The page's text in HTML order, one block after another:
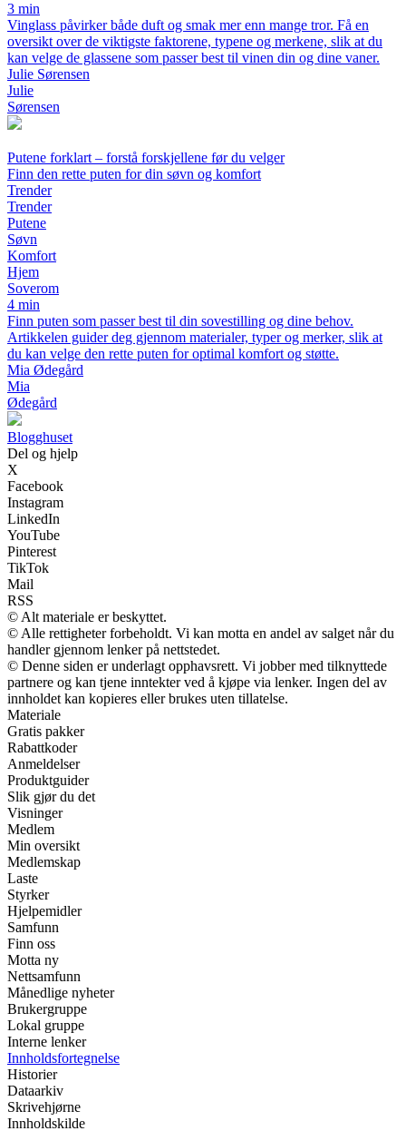
3 min
Vinglass påvirker både duft og smak mer enn mange tror. Få en
oversikt over de viktigste faktorene, typene og merkene, slik at du
kan velge de glassene som passer best til vinen din og dine vaner.
Julie Sørensen
Julie
Sørensen
Putene forklart – forstå forskjellene før du velger
Finn den rette puten for din søvn og komfort
Trender
Trender
Putene
Søvn
Komfort
Hjem
Soverom
4 min
Finn puten som passer best til din sovestilling og dine behov.
Artikkelen guider deg gjennom materialer, typer og merker, slik at
du kan velge den rette puten for optimal komfort og støtte.
Mia Ødegård
Mia
Ødegård
Blogghuset
Del og hjelp
X
Facebook
Instagram
LinkedIn
YouTube
Pinterest
TikTok
Mail
RSS
© Alt materiale er beskyttet.
© Alle rettigheter forbeholdt. Vi kan motta en andel av salget når du
handler gjennom lenker på nettstedet.
© Denne siden er underlagt opphavsrett. Vi jobber med tilknyttede
partnere og kan tjene inntekter ved å kjøpe via lenker. Ingen del av
innholdet kan kopieres eller brukes uten tillatelse.
Materiale
Gratis pakker
Rabattkoder
Anmeldelser
Produktguider
Slik gjør du det
Visninger
Medlem
Min oversikt
Medlemskap
Laste
Styrker
Hjelpemidler
Samfunn
Finn oss
Motta ny
Nettsamfunn
Månedlige nyheter
Brukergruppe
Lokal gruppe
Interne lenker
Innholdsfortegnelse
Historier
Dataarkiv
Skrivehjørne
Innholdskilde